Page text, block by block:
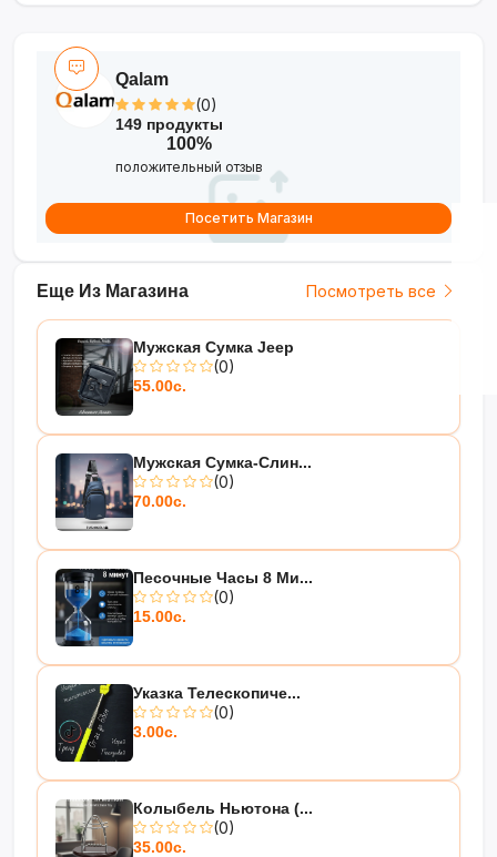
наборе— 12 насыщенных цветов
•Идеально для творчества
подходит для рисования и
уроков ИЗО
Подарите ребёнку мир ярких
Еще Из Магазина Посмотреть все
Мужская Сумка Jeep
(0)
55.00с.
Мужская Сумка-Слин...
(0)
70.00с.
Песочные Часы 8 Ми...
(0)
15.00с.
Указка Телескопиче...
(0)
3.00с.
Колыбель Ньютона (...
(0)
35.00с.
Qalam
(0)
149 продукты
100%
положительный отзыв
Посетить Магазин